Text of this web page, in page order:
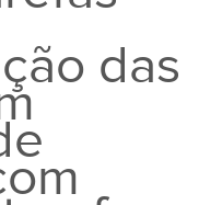
das